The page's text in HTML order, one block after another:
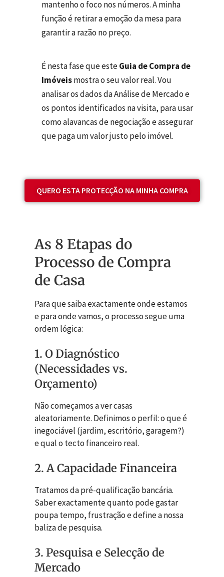
mantenho o foco nos números. A minha
função é retirar a emoção da mesa para
garantir a razão no preço.
É nesta fase que esteGuia de Compra de
Imóveismostra o seu valor real. Vou
analisar os dados da Análise de Mercado e
os pontos identificados na visita, para usar
como alavancas de negociação e assegurar
que paga um valor justo pelo imóvel.
QUERO ESTA PROTECÇÃO NA MINHA COMPRA
As 8 Etapas do
Processo de Compra
de Casa
Para que saiba exactamente onde estamos
e para onde vamos, o processo segue uma
ordem lógica:
1. O Diagnóstico
(Necessidades vs.
Orçamento)
Não começamos a ver casas
aleatoriamente. Definimos o perfil: o que é
inegociável (jardim, escritório, garagem?)
e qual o tecto financeiro real.
2. A Capacidade Financeira
Tratamos da pré-qualificação bancária.
Saber exactamente quanto pode gastar
poupa tempo, frustração e define a nossa
baliza de pesquisa.
3. Pesquisa e Selecção de
Mercado